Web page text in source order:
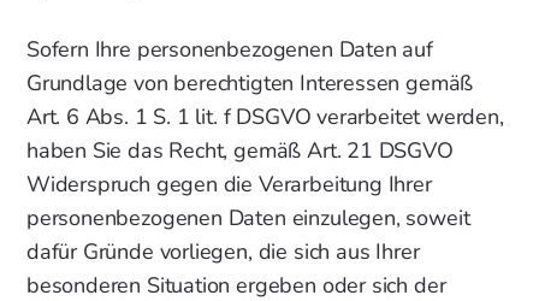
Sofern Ihre personenbezogenen Daten auf
Grundlage von berechtigten Interessen gemäß
Art. 6 Abs. 1 S. 1 lit. f DSGVO verarbeitet werden,
haben Sie das Recht, gemäß Art. 21 DSGVO
Widerspruch gegen die Verarbeitung Ihrer
personenbezogenen Daten einzulegen, soweit
dafür Gründe vorliegen, die sich aus Ihrer
besonderen Situation ergeben oder sich der